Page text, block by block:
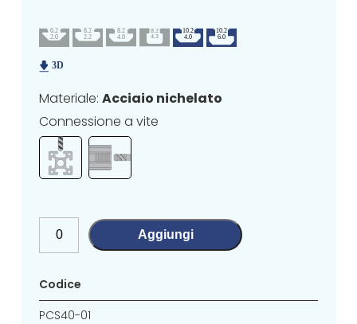
Materiale:Acciaio nichelato
Connessione a vite
Aggiungi
Codice
PCS40-01